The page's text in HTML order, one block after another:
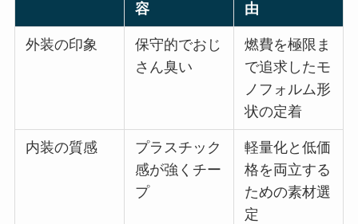
容
由
外装の印象
保守的でおじ
さん臭い
燃費を極限ま
で追求したモ
ノフォルム形
状の定着
内装の質感
プラスチック
感が強くチー
プ
軽量化と低価
格を両立する
ための素材選
定